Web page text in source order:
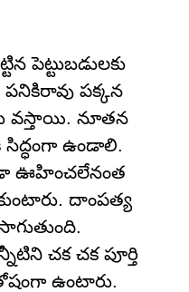
పెట్టుబడులకు
పనికిరావు పక్కన
వస్తాయి. నూతన
ఉండాలి.
ఊహించలేనంత
దాంపత్య
చక చక పూర్తి
ఉంటారు.